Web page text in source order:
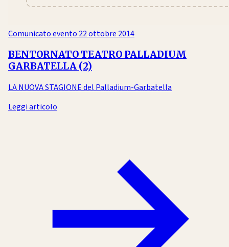
Comunicato evento 22 ottobre 2014
BENTORNATO TEATRO PALLADIUM
GARBATELLA (2)
LA NUOVA STAGIONE del Palladium-Garbatella
Leggi articolo